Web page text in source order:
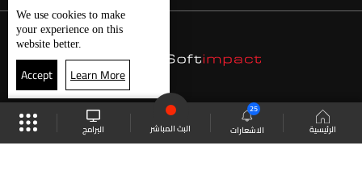
الرئيسية الاشعارات
25
البث المباشر البرامج
We use cookies to make
your experience on this
website better.
Accept Learn More
موقع البرامج الجدول البث المباشر